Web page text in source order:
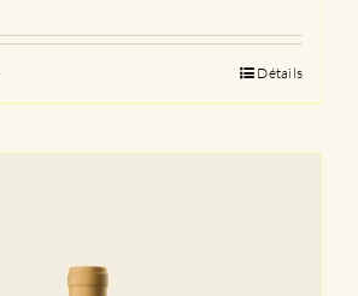
Détails